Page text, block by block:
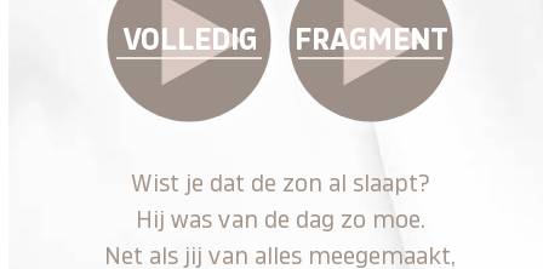
VOLLEDIG FRAGMENT
Wist je dat de zon al slaapt?
Hij was van de dag zo moe.
Net als jij van alles meegemaakt,